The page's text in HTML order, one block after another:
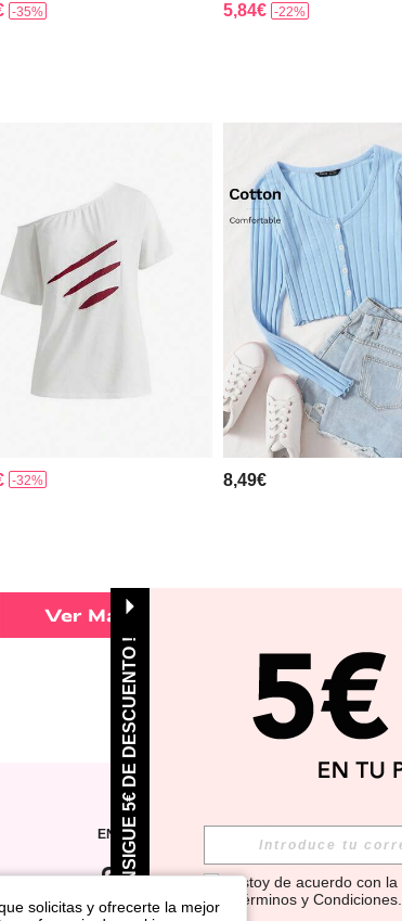
-35% 5,84€ -22%
-32% 8,49€
Ver Más
ENCUÉNTRANOS EN
solicitas y ofrecerte la mejor
¡ CONSIGUE 5€ DE DESCUENTO ! Estoy de acuerdo con la
Términos y Condiciones